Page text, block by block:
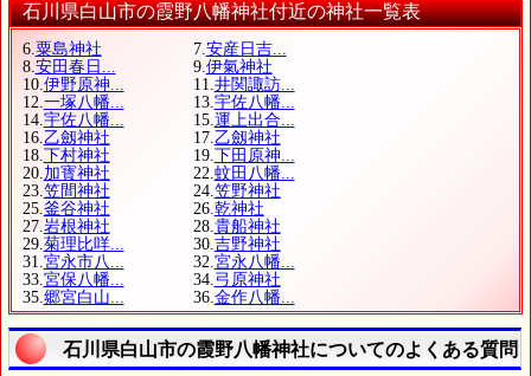
石川県白山市の霞野八幡神社付近の神社一覧表
6. 粟島神社 7. 安産日吉...
8. 安田春日... 9. 伊氣神社
10. 伊野原神... 11. 井関諏訪...
12. 一塚八幡... 13. 宇佐八幡...
14. 宇佐八幡... 15. 運上出合...
16. 乙劔神社 17. 乙劔神社
18. 下村神社 19. 下田原神...
20. 加寳神社 22. 蚊田八幡...
23. 笠間神社 24. 笠野神社
25. 釜谷神社 26. 乾神社
27. 岩根神社 28. 貴船神社
29. 菊理比咩... 30. 吉野神社
31. 宮永市八... 32. 宮永八幡...
33. 宮保八幡... 34. 弓原神社
35. 郷宮白山... 36. 金作八幡...
石川県白山市の霞野八幡神社についてのよくある質問